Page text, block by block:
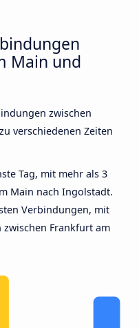
Main und
zwischen
verschiedenen Zeiten
Tag, mit mehr als 3
Main nach Ingolstadt.
Verbindungen, mit
Frankfurt am